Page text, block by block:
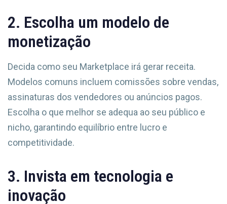
2. Escolha um modelo de
monetização
Decida como seu Marketplace irá gerar receita.
Modelos comuns incluem comissões sobre vendas,
assinaturas dos vendedores ou anúncios pagos.
Escolha o que melhor se adequa ao seu público e
nicho, garantindo equilíbrio entre lucro e
competitividade.
3. Invista em tecnologia e
inovação